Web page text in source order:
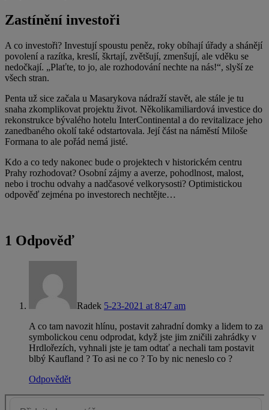
Zastínění investoři
A co investoři? Investují spoustu peněz, roky obíhají úřady a shánějí
povolení a razítka, kreslí, škrtají, zvětšují, zmenšují, ale vděku se
nedočkají. „Plaťte, to jo, ale rozhodování nechte na nás!“, slyší ze
všech stran.
Penta už sice začala u Masarykova nádraží stavět, ale stále je tu
snaha zkomplikovat projektu život. Několikamiliardová investice do
rekonstrukce bývalého hotelu InterContinental a do revitalizace jeho
zanedbaného okolí také odstartovala. Její část na náměstí Miloše
Formana to ale pořád nemá jisté.
Kdo a co tedy nakonec bude o projektech v historickém centru
Prahy rozhodovat? Osobní zájmy a averze, pohodlnost, malost,
nebo i trochu odvahy a nadčasové velkorysosti? Optimistickou
odpověď zejména po investorech nechtějte…
1 Odpověď
Radek 5-23-2021 at 8:47 am
A co tam navozit hlínu, postavit zahradní domky a lidem to za
symbolickou cenu odprodat, když jste jim zničili zahrádky v
Hrdlořezích, vyhnali jste je tam odtať a nechali tam postavit
blbý Kaufland ? To asi ne co ? To by nic neneslo co ?
Odpovědět